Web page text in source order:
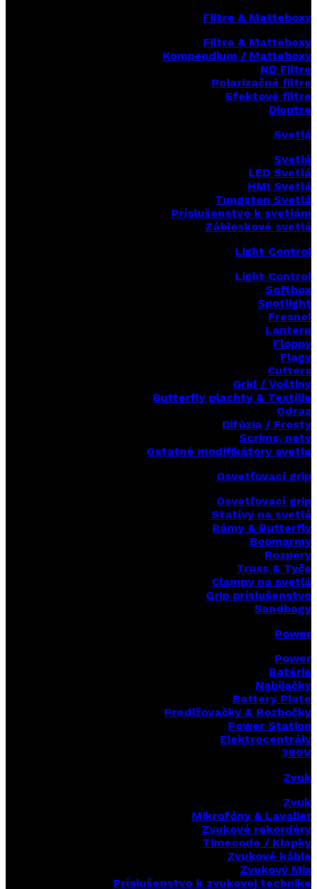
Filtre & Matteboxy
Filtre & Matteboxy
Kompendium / Matteboxy
ND Filtre
Polarizačné filtre
Efektové filtre
Dioptre
Svetlá
Svetlá
LED Svetlá
HMI Svetlá
Tungsten Svetlá
Príslušenstvo k svetlám
Zábleskové svetlá
Light Control
Light Control
Softbox
Spotlight
Fresnel
Lantern
Floppy
Flagy
Cutters
Grid / Voštiny
Butterfly plachty & Textílie
Odraz
Difúzia / Frosty
Scrims, nety
Ostatné modifikátory svetla
Osvetľovací grip
Osvetľovací grip
Statívy na svetlá
Rámy & Butterfly
Boomarmy
Rozpery
Truss & Tyče
Clampy na svetlá
Grip príslušenstvo
Sandbagy
Power
Power
Batérie
Nabíjačky
Battery Plate
Predlžovačky & Rozbočky
Power Station
Elektrocentrály
380V
Zvuk
Zvuk
Mikrofóny & Lavalier
Zvukové rekordéry
Timecode / Klapky
Zvukové káble
Zvukový Mix
Príslušenstvo k zvukovej technike